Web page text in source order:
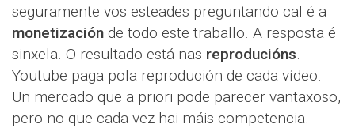
seguramente vos esteades preguntando cal é a
monetización de todo este traballo. A resposta é
sinxela. O resultado está nas reproducións.
Youtube paga pola reprodución de cada vídeo.
Un mercado que a priori pode parecer vantaxoso,
pero no que cada vez hai máis competencia.